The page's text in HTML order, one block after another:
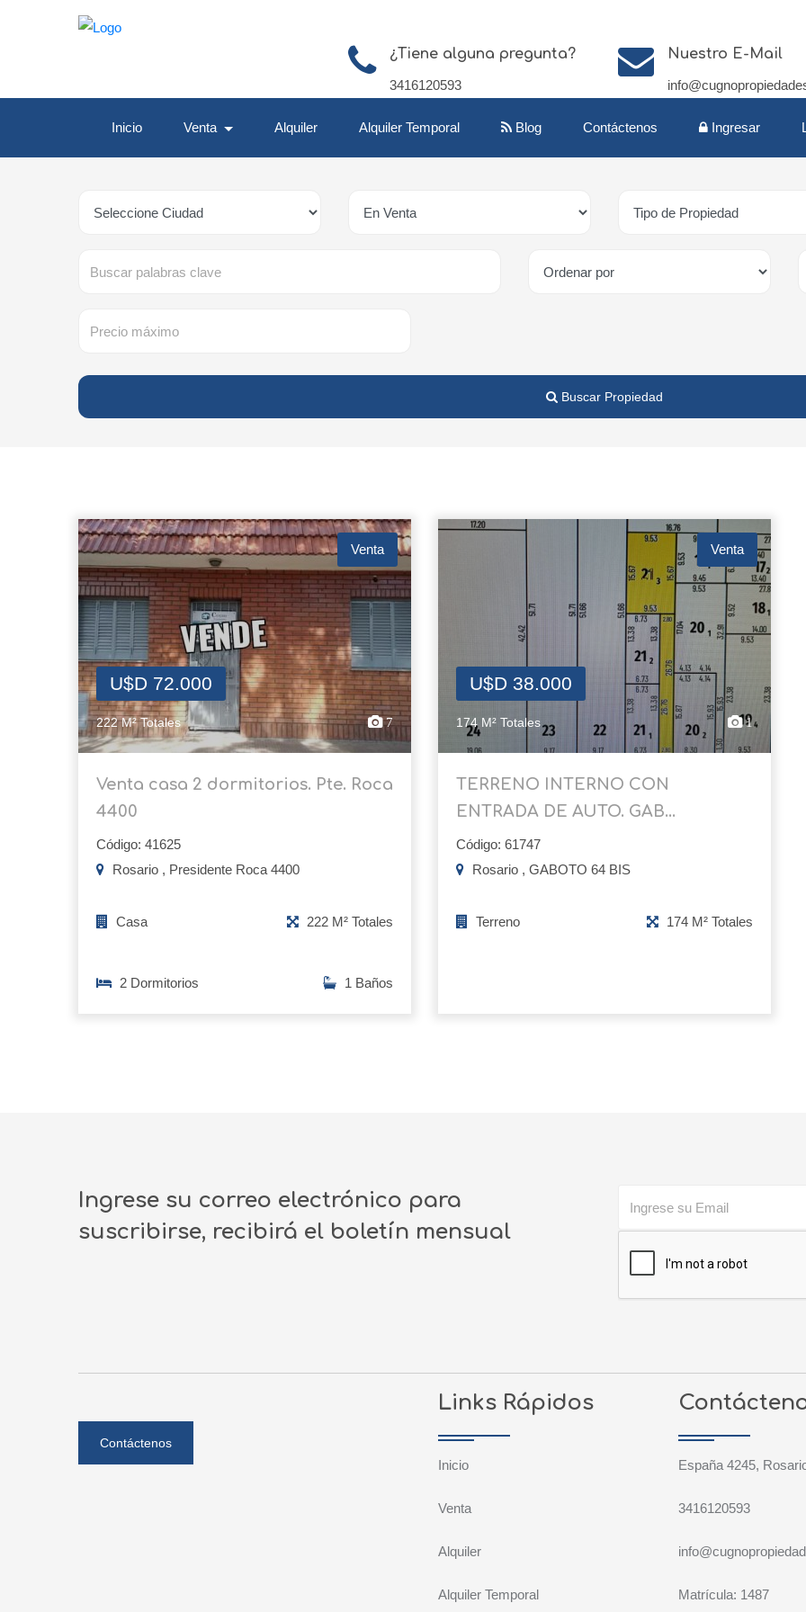
¿Tiene alguna pregunta?
3416120593
Nuestro E-Mail
Inicio Venta Alquiler Alquiler Temporal Blog Contáctenos Ingresar
Buscar Propiedad
Venta
U$D 72.000
222 M² Totales 7
Venta casa 2 dormitorios. Pte. Roca
4400
Código: 41625
Rosario , Presidente Roca 4400
Casa 222 M² Totales
2 Dormitorios 1 Baños
Venta
U$D 38.000
174 M² Totales 1
TERRENO INTERNO CON
ENTRADA DE AUTO. GAB...
Código: 61747
Rosario , GABOTO 64 BIS
Terreno 174 M² Totales
Ingrese su correo electrónico para
suscribirse, recibirá el boletín mensual
Contáctenos
Links Rápidos
Inicio
Venta
Alquiler
Alquiler Temporal
España 4245,
3416120593
Matrícula: 1487